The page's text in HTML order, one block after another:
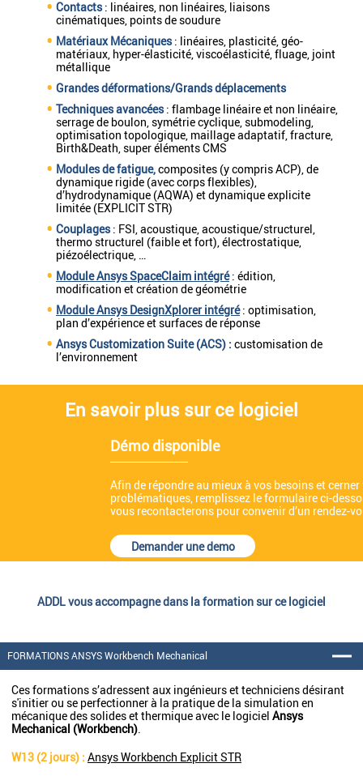
Contacts: linéaires, non linéaires, liaisons
cinématiques, points de soudure
Matériaux Mécaniques: linéaires, plasticité, géo-
matériaux, hyper-élasticité, viscoélasticité, fluage, joint
métallique
Grandes déformations/Grands déplacements
Techniques avancées: flambage linéaire et non linéaire,
serrage de boulon, symétrie cyclique, submodeling,
optimisation topologique, maillage adaptatif, fracture,
Birth&Death, super éléments CMS
Modules de fatigue,composites (y compris ACP), de
dynamique rigide (avec corps flexibles),
d’hydrodynamique (AQWA) et dynamique explicite
limitée (EXPLICIT STR)
Couplages: FSI, acoustique, acoustique/structurel,
thermo structurel (faible et fort), électrostatique,
piézoélectrique, …
Module Ansys SpaceClaim intégré: édition,
modification et création de géométrie
Module Ansys DesignXplorer intégré: optimisation,
plan d’expérience et surfaces de réponse
Ansys Customization Suite (ACS) : customisation de
l’environnement
En savoir plus sur ce logiciel
Démo disponible
Afin de répondre au mieux à vos besoins et cerner
problématiques, remplissez le formulaire ci-
vous recontacterons pour convenir d’un rendez-
Demander une demo
ADDL vous accompagne dans la formation sur ce logiciel
FORMATIONS ANSYS Workbench Mechanical
Ces formations s’adressent aux ingénieurs et techniciens désirant
s'initier ou se perfectionner à la pratique de la simulation en
mécanique des solides et thermique avec le logiciel Ansys
Mechanical (Workbench).
W13 (2 jours) : Ansys Workbench Explicit STR